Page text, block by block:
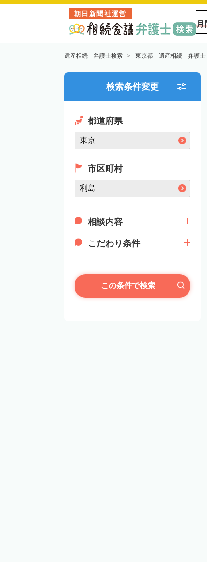
朝日新聞社運営
月
遺産相続 弁護士検索 東京都 遺産相続 弁護士
検索条件変更
都道府県
市区町村
相談内容
こだわり条件
この条件で検索